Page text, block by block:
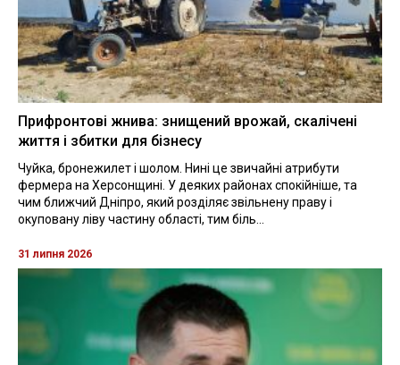
Прифронтові жнива: знищений врожай, скалічені
життя і збитки для бізнесу
Чуйка, бронежилет і шолом. Нині це звичайні атрибути
фермера на Херсонщині. У деяких районах спокійніше, та
чим ближчий Дніпро, який розділяє звільнену праву і
окуповану ліву частину області, тим біль...
31 липня 2026